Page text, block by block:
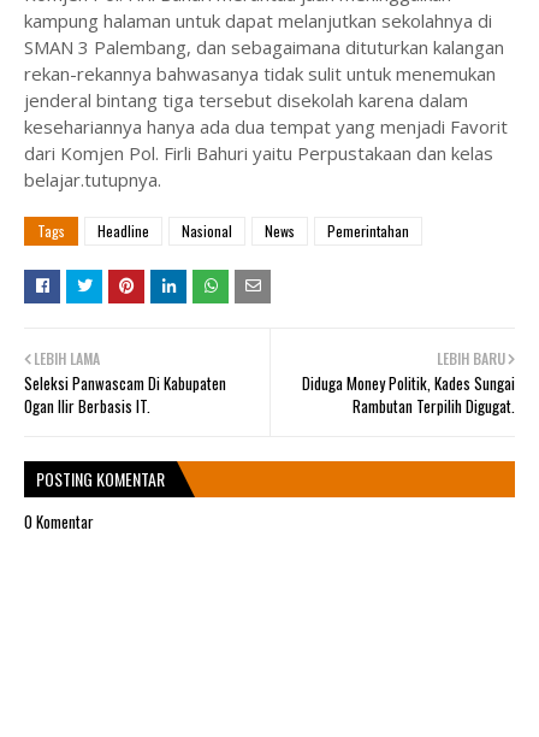
kampung halaman untuk dapat melanjutkan sekolahnya di
SMAN 3 Palembang, dan sebagaimana dituturkan kalangan
rekan-rekannya bahwasanya tidak sulit untuk menemukan
jenderal bintang tiga tersebut disekolah karena dalam
kesehariannya hanya ada dua tempat yang menjadi Favorit
dari Komjen Pol. Firli Bahuri yaitu Perpustakaan dan kelas
belajar.tutupnya.
Tags Headline Nasional News Pemerintahan
LEBIH BARU
Diduga Money Politik, Kades Sungai
Rambutan Terpilih Digugat.
LEBIH LAMA
Seleksi Panwascam Di Kabupaten
Ogan Ilir Berbasis IT.
POSTING KOMENTAR
0 Komentar